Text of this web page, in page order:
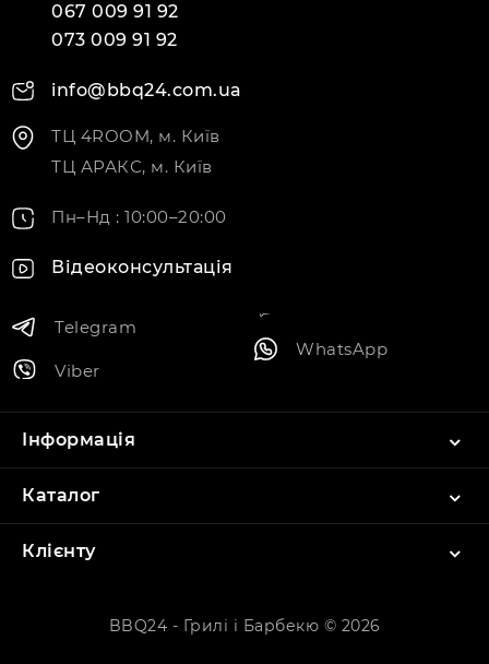
067 009 91 92
073 009 91 92
info@bbq24.com.ua
ТЦ 4ROOM, м. Київ
ТЦ АРАКС, м. Київ
Пн–Нд : 10:00–20:00
Відеоконсультація
Telegram
Viber
WhatsApp
Інформація
Каталог
Клієнту
BBQ24 - Грилі і Барбекю © 2026